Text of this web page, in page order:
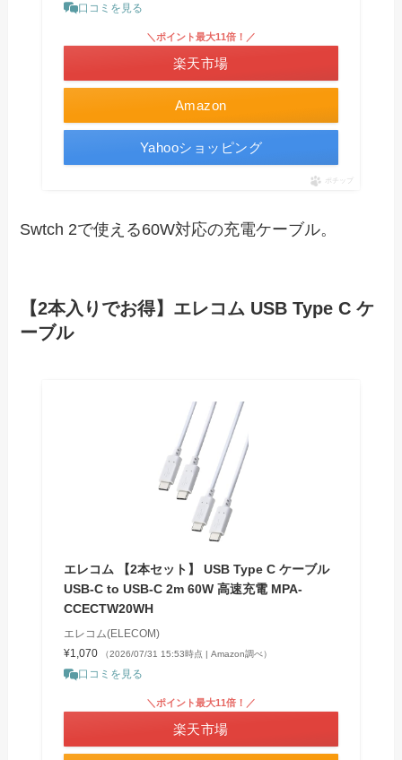
口コミを見る
Amazon
＼ポイント最大11倍！／
楽天市場
Yahooショッピング
ポチップ
Swtch 2で使える60W対応の充電ケーブル。
【2本入りでお得】エレコム USB Type C ケ
ーブル
エレコム 【2本セット】 USB Type C ケーブル
USB-C to USB-C 2m 60W 高速充電 MPA-
CCECTW20WH
エレコム(ELECOM)
¥1,070
（2026/07/31 15:53時点 | Amazon調べ）
口コミを見る
＼ポイント最大11倍！／
楽天市場